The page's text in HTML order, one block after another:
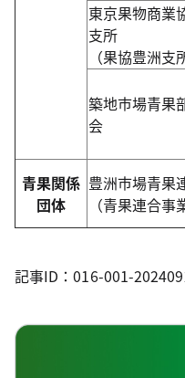
東京果物商業
支所
（果協豊洲支
築地市場青果
会
青果関係
団体
豊洲市場青果
（青果連合事
記事ID：016-001-